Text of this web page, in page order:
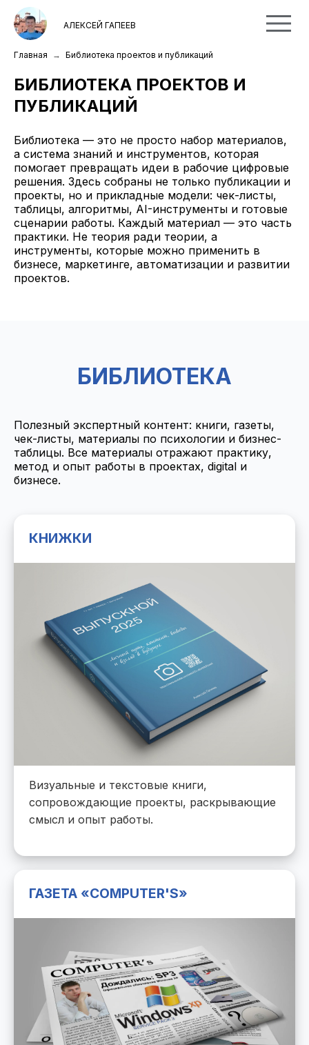
АЛЕКСЕЙ ГАПЕЕВ
Главная Библиотека проектов и публикаций
БИБЛИОТЕКА ПРОЕКТОВ И
ПУБЛИКАЦИЙ
Библиотека — это не просто набор материалов,
а система знаний и инструментов, которая
помогает превращать идеи в рабочие цифровые
решения. Здесь собраны не только публикации и
проекты, но и прикладные модели: чек-листы,
таблицы, алгоритмы, AI-инструменты и готовые
сценарии работы. Каждый материал — это часть
практики. Не теория ради теории, а
инструменты, которые можно применить в
бизнесе, маркетинге, автоматизации и развитии
проектов.
БИБЛИОТЕКА
Полезный экспертный контент: книги, газеты,
чек-листы, материалы по психологии и бизнес-
таблицы. Все материалы отражают практику,
метод и опыт работы в проектах, digital и
бизнесе.
КНИЖКИ
Визуальные и текстовые книги,
сопровождающие проекты, раскрывающие
смысл и опыт работы.
ГАЗЕТА «COMPUTER'S»